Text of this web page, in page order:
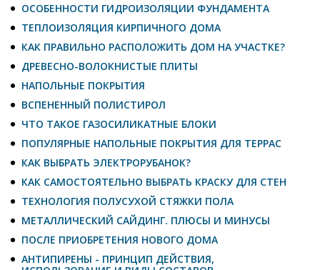
ОСОБЕННОСТИ ГИДРОИЗОЛЯЦИИ ФУНДАМЕНТА
ТЕПЛОИЗОЛЯЦИЯ КИРПИЧНОГО ДОМА
КАК ПРАВИЛЬНО РАСПОЛОЖИТЬ ДОМ НА УЧАСТКЕ?
ДРЕВЕСНО-ВОЛОКНИСТЫЕ ПЛИТЫ
НАПОЛЬНЫЕ ПОКРЫТИЯ
ВСПЕНЕННЫЙ ПОЛИСТИРОЛ
ЧТО ТАКОЕ ГАЗОСИЛИКАТНЫЕ БЛОКИ
ПОПУЛЯРНЫЕ НАПОЛЬНЫЕ ПОКРЫТИЯ ДЛЯ ТЕРРАС
КАК ВЫБРАТЬ ЭЛЕКТРОРУБАНОК?
КАК САМОСТОЯТЕЛЬНО ВЫБРАТЬ КРАСКУ ДЛЯ СТЕН
ТЕХНОЛОГИЯ ПОЛУСУХОЙ СТЯЖКИ ПОЛА
МЕТАЛЛИЧЕСКИЙ САЙДИНГ. ПЛЮСЫ И МИНУСЫ
ПОСЛЕ ПРИОБРЕТЕНИЯ НОВОГО ДОМА
АНТИПИРЕНЫ - ПРИНЦИП ДЕЙСТВИЯ,